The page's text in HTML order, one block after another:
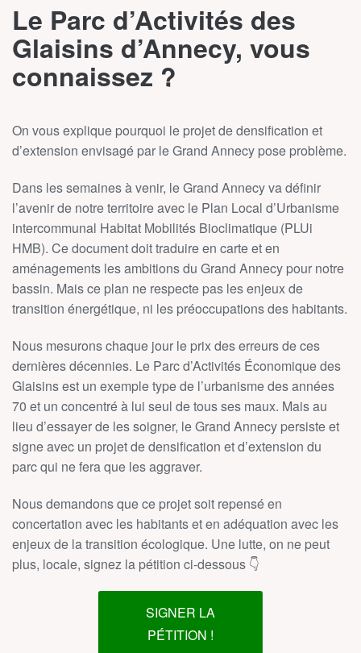
Le Parc d’Activités des
Glaisins d’Annecy, vous
connaissez ?
On vous explique pourquoi le projet de densification et
d’extension envisagé par le Grand Annecy pose problème.
Dans les semaines à venir, le Grand Annecy va définir
l’avenir de notre territoire avec le Plan Local d’Urbanisme
intercommunal Habitat Mobilités Bioclimatique (PLUi
HMB). Ce document doit traduire en carte et en
aménagements les ambitions du Grand Annecy pour notre
bassin. Mais ce plan ne respecte pas les enjeux de
transition énergétique, ni les préoccupations des habitants.
Nous mesurons chaque jour le prix des erreurs de ces
dernières décennies. Le Parc d’Activités Économique des
Glaisins est un exemple type de l’urbanisme des années
70 et un concentré à lui seul de tous ses maux. Mais au
lieu d’essayer de les soigner, le Grand Annecy persiste et
signe avec un projet de densification et d’extension du
parc qui ne fera que les aggraver.
Nous demandons que ce projet soit repensé en
concertation avec les habitants et en adéquation avec les
enjeux de la transition écologique. Une lutte, on ne peut
plus, locale, signez la pétition ci-dessous 👇
SIGNER LA
PÉTITION !